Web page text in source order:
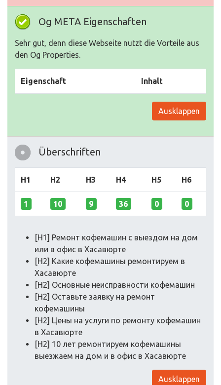
Og META Eigenschaften
Sehr gut, denn diese Webseite nutzt die Vorteile aus
den Og Properties.
Eigenschaft Inhalt
Ausklappen
Überschriften
H1 H2 H3 H4 H5 H6
1 10 9 36 0 0
[H1] Ремонт кофемашин с выездом на дом
или в офис в Хасавюрте
[H2] Какие кофемашины ремонтируем в
Хасавюрте
[H2] Основные неисправности кофемашин
[H2] Оставьте заявку на ремонт
кофемашины
[H2] Цены на услуги по ремонту кофемашин
в Хасавюрте
[H2] 10 лет ремонтируем кофемашины
выезжаем на дом и в офис в Хасавюрте
Ausklappen